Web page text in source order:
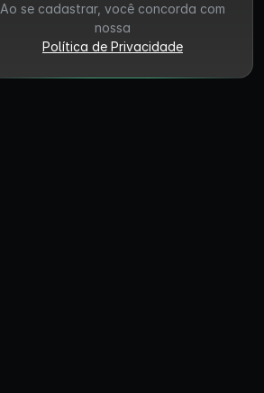
Ao se cadastrar, você concorda com
nossa
Política de Privacidade